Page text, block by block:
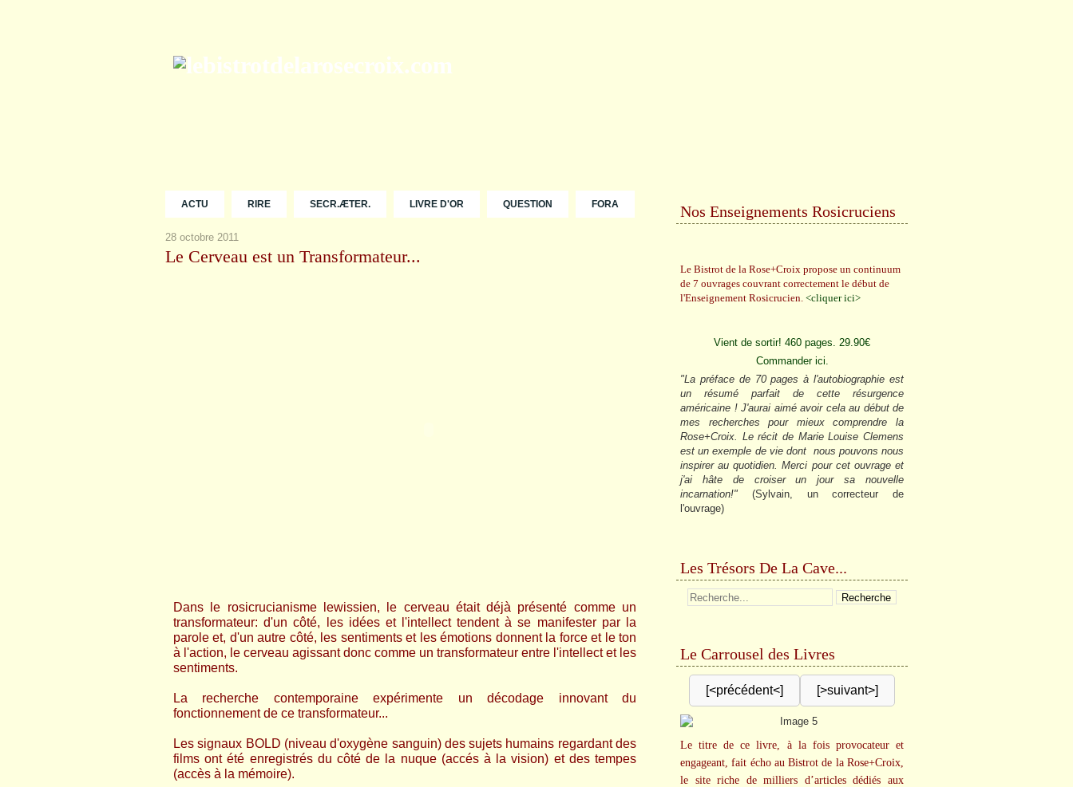
ACTU RIRE SECR.ÆTER. LIVRE D'OR QUESTION FORA
28 octobre 2011
Le Cerveau est un Transformateur...
Dans le rosicrucianisme lewissien, le cerveau était déjà présenté comme un
transformateur: d'un côté, les idées et l'intellect tendent à se manifester par la
parole et, d'un autre côté, les sentiments et les émotions donnent la force et le ton
à l'action, le cerveau agissant donc comme un transformateur entre l'intellect et les
sentiments.
La recherche contemporaine expérimente un décodage innovant du
fonctionnement de ce transformateur...
Les signaux BOLD (niveau d'oxygène sanguin) des sujets humains regardant des
films ont été enregistrés du côté de la nuque (accés à la vision) et des tempes
(accès à la mémoire).
Nos Enseignements Rosicruciens
Le Bistrot de la Rose+Croix propose un continuum
de 7 ouvrages couvrant correctement le début de
l'Enseignement Rosicrucien. <cliquer ici>
Vient de sortir! 460 pages. 29.90€
Commander ici.
"La préface de 70 pages à l'autobiographie est
un résumé parfait de cette résurgence
américaine ! J'aurai aimé avoir cela au début de
mes recherches pour mieux comprendre la
Rose+Croix. Le récit de Marie Louise Clemens
est un exemple de vie dont nous pouvons nous
inspirer au quotidien. Merci pour cet ouvrage et
j'ai hâte de croiser un jour sa nouvelle
incarnation!" (Sylvain, un correcteur de
l'ouvrage)
Les Trésors De La Cave...
Le Carrousel des Livres
[<précédent<] [>suivant>]
Le titre de ce livre, à la fois provocateur et
engageant, fait écho au Bistrot de la Rose+Croix,
le site riche de milliers d’articles dédiés aux